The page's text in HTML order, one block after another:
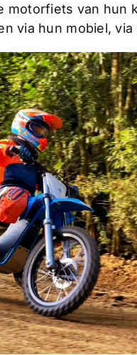
motorfiets van hun
via hun mobiel,